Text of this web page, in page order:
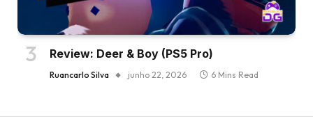
Review: Deer & Boy (PS5 Pro)
Ruancarlo Silva junho 22, 2026 6 Mins Read